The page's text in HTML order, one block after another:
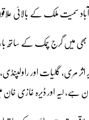
میں بھی میں گرج چمک کے
مری، گلیات اور
ہے، لیہ اور ڈیرہ غازی